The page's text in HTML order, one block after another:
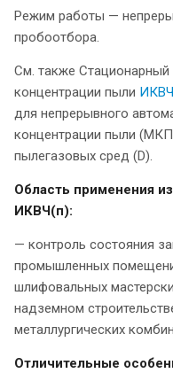
Режим работы —
пробоотбора.
См. также Стационарный
концентрации пыли
для непрерывного
концентрации пыли
пылегазовых сред (D).
Область применения
ИКВЧ(п):
— контроль состояния
промышленных
шлифовальных
надземном
металлургических
Отличительные